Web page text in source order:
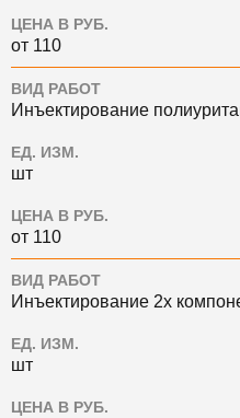
ЦЕНА В РУБ.
от 110
ВИД РАБОТ
Инъектирование
ЕД. ИЗМ.
шт
ЦЕНА В РУБ.
от 110
ВИД РАБОТ
Инъектирование 2х
ЕД. ИЗМ.
шт
ЦЕНА В РУБ.